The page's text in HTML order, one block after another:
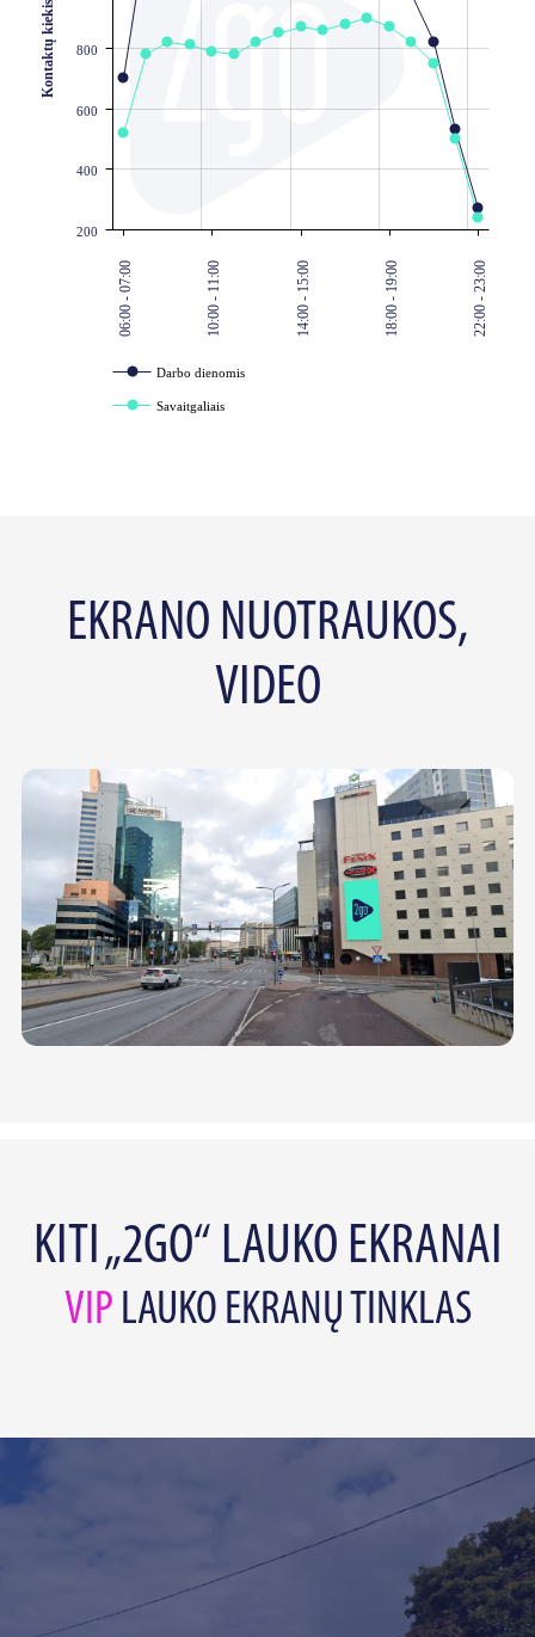
06:00 - 07:00 10:00 - 11:00 14:00 - 15:00 18:00 - 19:00 22:00 - 23:00
200
400
600
800
Kontaktų kiekis
Darbo dienomis
Savaitgaliais
EKRANO NUOTRAUKOS,
VIDEO
KITI „2GO“ LAUKO EKRANAI
VIP LAUKO EKRANŲ TINKLAS